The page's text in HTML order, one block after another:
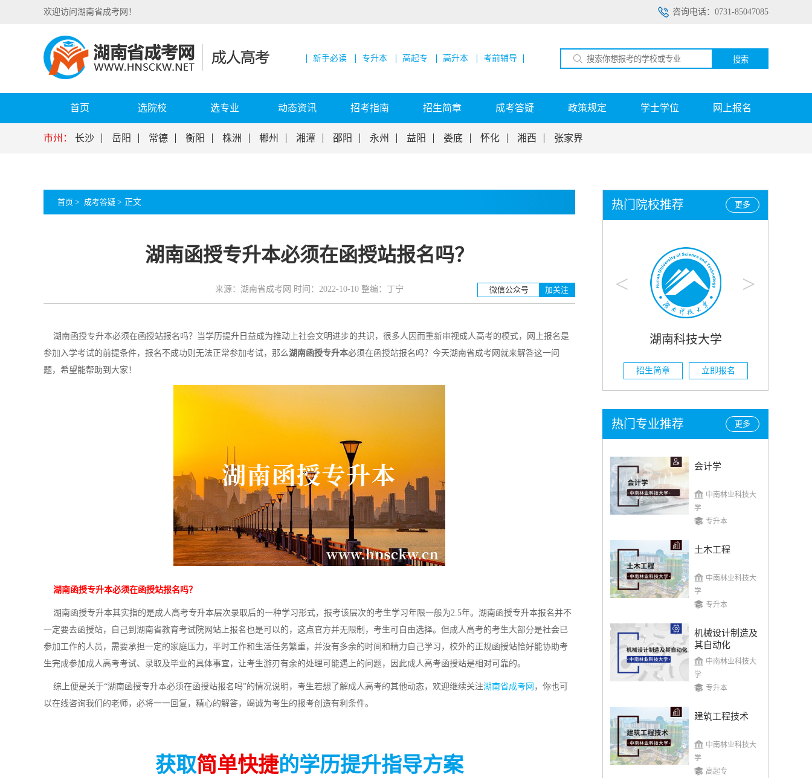
咨询电话：0731-85047085
欢迎访问湖南省成考网！
新手必读 专升本 高起专 高升本 考前辅导 搜索
首页 选院校 选专业 动态资讯 招考指南 招生简章 成考答疑 政策规定 学士学位 网上报名
市州： 长沙 岳阳 常德 衡阳 株洲 郴州 湘潭 邵阳 永州 益阳 娄底 怀化 湘西 张家界
首页 > 成考答疑 > 正文
湖南函授专升本必须在函授站报名吗？
来源：湖南省成考网 时间：2022-10-10 整编：丁宁 微信公众号 加关注
湖南函授专升本必须在函授站报名吗？当学历提升日益成为推动上社会文明进步的共识，很多人因而重新审视成人高考的模式，网上报名是
参加入学考试的前提条件，报名不成功则无法正常参加考试，那么湖南函授专升本必须在函授站报名吗？今天湖南省成考网就来解答这一问
题，希望能帮助到大家！
湖南函授专升本必须在函授站报名吗？
湖南函授专升本其实指的是成人高考专升本层次录取后的一种学习形式，报考该层次的考生学习年限一般为2.5年。湖南函授专升本报名并不
一定要去函授站，自己到湖南省教育考试院网站上报名也是可以的，这点官方并无限制，考生可自由选择。但成人高考的考生大部分是社会已
参加工作的人员，需要承担一定的家庭压力，平时工作和生活任务繁重，并没有多余的时间和精力自己学习，校外的正规函授站恰好能协助考
生完成参加成人高考考试、录取及毕业的具体事宜，让考生游刃有余的处理可能遇上的问题，因此成人高考函授站是相对可靠的。
综上便是关于“湖南函授专升本必须在函授站报名吗”的情况说明，考生若想了解成人高考的其他动态，欢迎继续关注湖南省成考网 ，你也可
以在线咨询我们的老师，必将一一回复，精心的解答，竭诚为考生的报考创造有利条件。
获取简单快捷的学历提升指导方案
更多
热门院校推荐
< >
湖南工业大学 湖南科技大学 湖南农业大学
招生简章 立即报名
更多
热门专业推荐
会计学
中南林业科技大
学
专升本
土木工程
中南林业科技大
学
专升本
机械设计制造及
其自动化
中南林业科技大
学
专升本
建筑工程技术
中南林业科技大
学
高起专